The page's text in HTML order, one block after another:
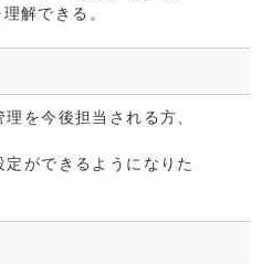
解できる。
を今後担当される方、
定ができるようになりた